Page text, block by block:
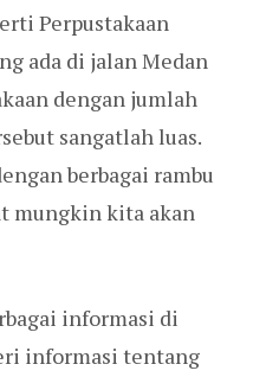
Perpustakaan
ada di jalan Medan
dengan jumlah
sangatlah luas.
berbagai rambu
mungkin kita akan
informasi di
informasi tentang